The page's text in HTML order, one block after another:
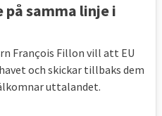
på samma linje i
François Fillon vill att EU
och skickar tillbaks dem
uttalandet.